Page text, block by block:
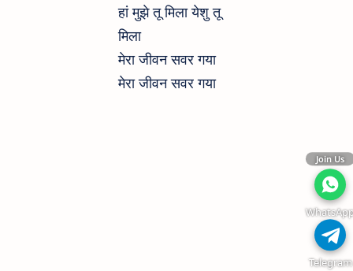
हां मुझे तू मिला येशु तू
मिला
मेरा जीवन सवर गया
मेरा जीवन सवर गया
Join Us
Telegram